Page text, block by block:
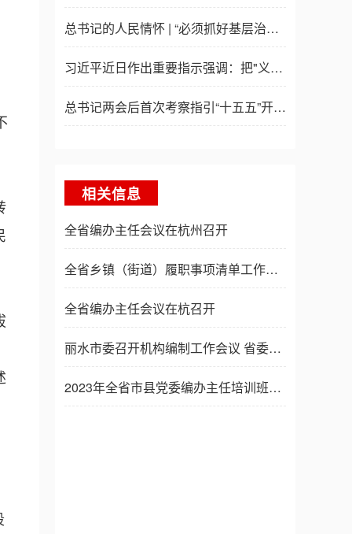
总书记的人民情怀 | “必须抓好基层治理现代化这项基础性工作”
习近平近日作出重要指示强调：把"义乌发展经验"进一步总结好运用好 探索走出符合各自实际的高质量发展之路
总书记两会后首次考察指引“十五五”开局起步
相关信息
全省编办主任会议在杭州召开
全省乡镇（街道）履职事项清单工作推进会暨培训班举行 王成出席并讲话
全省编办主任会议在杭召开
丽水市委召开机构编制工作会议 省委编办吴伟平主任出席并讲话
2023年全省市县党委编办主任培训班在杭举办